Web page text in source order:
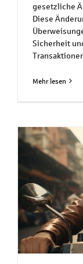
gesetzliche
Diese
Sicherheit
Mehr lesen